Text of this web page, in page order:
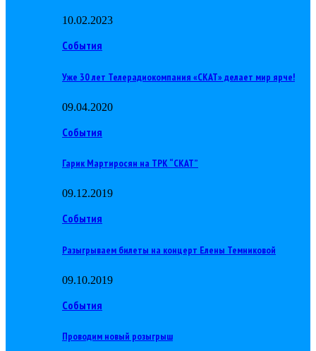
10.02.2023
События
Уже 30 лет Телерадиокомпания «СКАТ» делает мир ярче!
09.04.2020
События
Гарик Мартиросян на ТРК “СКАТ”
09.12.2019
События
Разыгрываем билеты на концерт Елены Темниковой
09.10.2019
События
Проводим новый розыгрыш